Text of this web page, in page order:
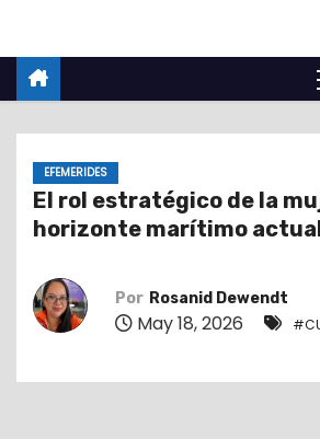
c
EFEMERIDES
El rol estratégico de la
horizonte marítimo
Por Rosanid Dewendt
May 18, 2026